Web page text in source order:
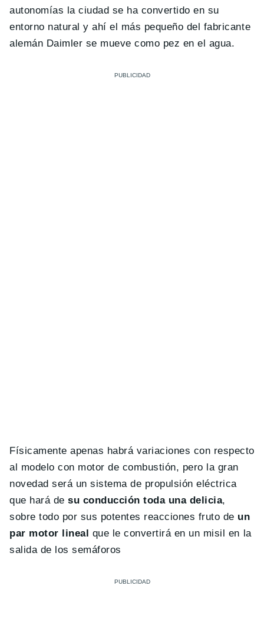
autonomías la ciudad se ha convertido en su
entorno natural y ahí el más pequeño del fabricante
alemán Daimler se mueve como pez en el agua.
Físicamente apenas habrá variaciones con respecto
al modelo con motor de combustión, pero la gran
novedad será un sistema de propulsión eléctrica
que hará desu conducción toda una delicia,
sobre todo por sus potentes reacciones fruto de un
par motor lineal que le convertirá en un misil en la
salida de los semáforos